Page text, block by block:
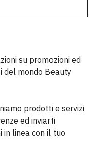
su promozioni ed
del mondo Beauty
prodotti e servizi
ed inviarti
in linea con il tuo